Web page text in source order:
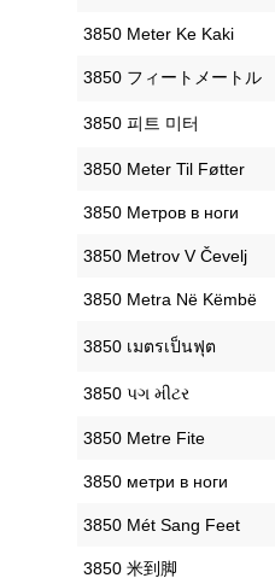
‎3850 Meter Ke Kaki
‎3850 フィートメートル
‎3850 피트 미터
‎3850 Meter Til Føtter
‎3850 Метров в ноги
‎3850 Metrov V Čevelj
‎3850 Metra Në Këmbë
‎3850 เมตรเป็นฟุต
‎3850 પગ મીટર
‎3850 Metre Fite
‎3850 метри в ноги
‎3850 Mét Sang Feet
‎3850 米到脚